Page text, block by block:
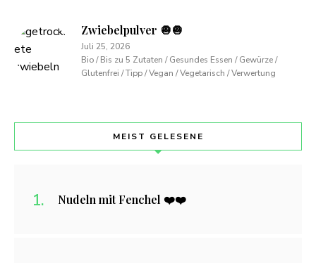
Zwiebelpulver 🧅🧅
Juli 25, 2026
Bio / Bis zu 5 Zutaten / Gesundes Essen / Gewürze /
Glutenfrei / Tipp / Vegan / Vegetarisch / Verwertung
MEIST GELESENE
Nudeln mit Fenchel ❤️❤️